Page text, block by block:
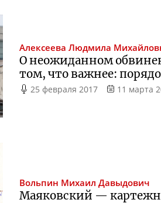
Алексеева Людмила
О неожиданном
том, что важнее:
25 февраля 2017 11 марта
Вольпин Михаил Давыдович
Маяковский —